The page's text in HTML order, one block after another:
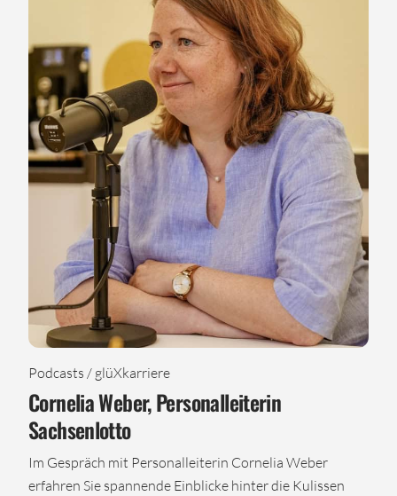
Podcasts / glüXkarriere
Cornelia Weber, Personalleiterin
Sachsenlotto
Im Gespräch mit Personalleiterin Cornelia Weber
erfahren Sie spannende Einblicke hinter die Kulissen